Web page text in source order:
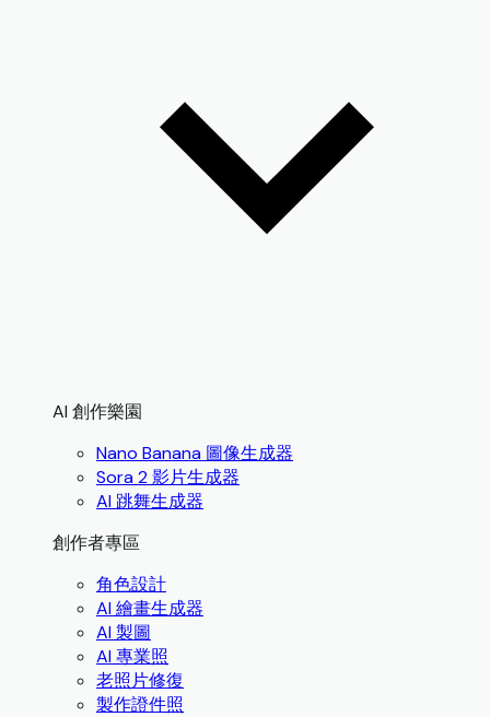
AI 創作樂園
Nano Banana 圖像生成器
Sora 2 影片生成器
AI 跳舞生成器
創作者專區
角色設計
AI 繪畫生成器
AI 製圖
AI 專業照
老照片修復
製作證件照